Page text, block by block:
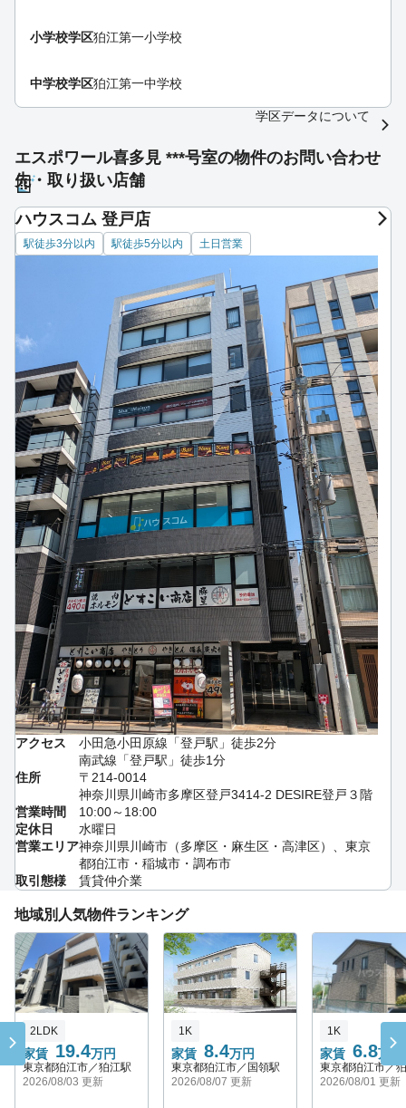
小学校学区狛江第一小学校
中学校学区狛江第一中学校
学区データについて
エスポワール喜多見 ***号室の物件のお問い合わせ
先・取り扱い店舗
ハウスコム 登戸店
駅徒歩3分以内 駅徒歩5分以内 土日営業
アクセス
小田急小田原線「登戸駅」徒歩2分
南武線「登戸駅」徒歩1分
住所
〒214-0014
神奈川県川崎市多摩区登戸3414-2 DESIRE登戸３階
営業時間
10:00～18:00
定休日
水曜日
営業エリア神奈川県川崎市（多摩区・麻生区・高津区）、東京
都狛江市・稲城市・調布市
取引態様
賃貸仲介業
地域別人気物件ランキング
家賃 19.4万円
2LDK
東京都狛江市／狛江駅
2026/08/03 更新
家賃 8.4万円
1K
東京都狛江市／国領駅
2026/08/07 更新
家賃 6.8万円
1K
東京都狛江市／
2026/08/01 更新